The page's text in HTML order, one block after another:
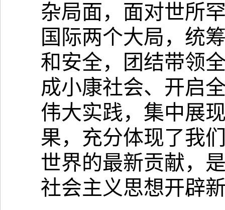
杂局面，面对世所
国际两个大局，统
和安全，团结带领
成小康社会、开启
伟大实践，集中展
果，充分体现了我
世界的最新贡献，
社会主义思想开辟